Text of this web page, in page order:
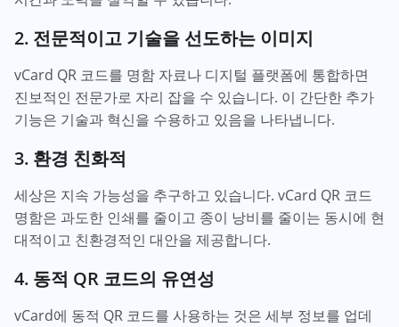
2. 전문적이고 기술을 선도하는 이미지
vCard QR 코드를 명함 자료나 디지털 플랫폼에 통합하면
진보적인 전문가로 자리 잡을 수 있습니다. 이 간단한 추가
기능은 기술과 혁신을 수용하고 있음을 나타냅니다.
3. 환경 친화적
세상은 지속 가능성을 추구하고 있습니다. vCard QR 코드
명함은 과도한 인쇄를 줄이고 종이 낭비를 줄이는 동시에 현
대적이고 친환경적인 대안을 제공합니다.
4. 동적 QR 코드의 유연성
vCard에 동적 QR 코드를 사용하는 것은 세부 정보를 업데